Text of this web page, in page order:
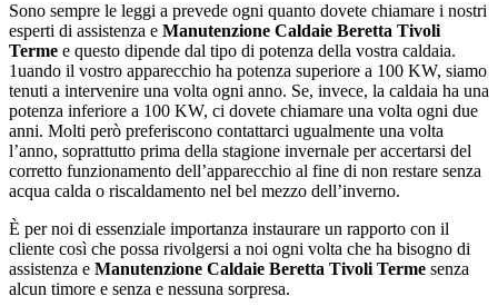
Sono sempre le leggi a prevede ogni quanto dovete chiamare i nostri
esperti di assistenza e Manutenzione Caldaie Beretta Tivoli
Terme e questo dipende dal tipo di potenza della vostra caldaia.
1uando il vostro apparecchio ha potenza superiore a 100 KW, siamo
tenuti a intervenire una volta ogni anno. Se, invece, la caldaia ha una
potenza inferiore a 100 KW, ci dovete chiamare una volta ogni due
anni. Molti però preferiscono contattarci ugualmente una volta
l’anno, soprattutto prima della stagione invernale per accertarsi del
corretto funzionamento dell’apparecchio al fine di non restare senza
acqua calda o riscaldamento nel bel mezzo dell’inverno.
È per noi di essenziale importanza instaurare un rapporto con il
cliente così che possa rivolgersi a noi ogni volta che ha bisogno di
assistenza e Manutenzione Caldaie Beretta Tivoli Terme senza
alcun timore e senza e nessuna sorpresa.